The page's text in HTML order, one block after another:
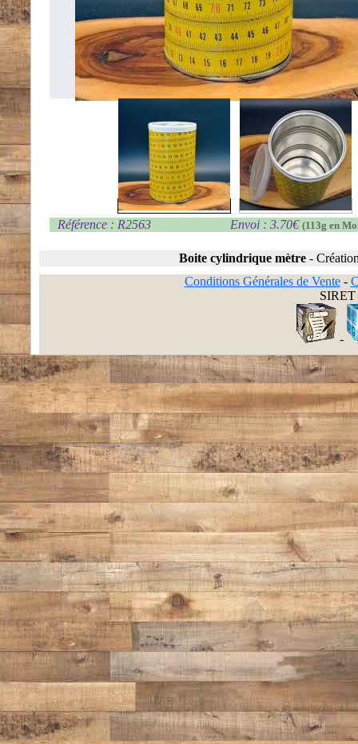
Référence : R2563 Envoi : 3.70€ (113g en
Boite cylindrique mètre-
Conditions Générales de Vente-
SIRET
-